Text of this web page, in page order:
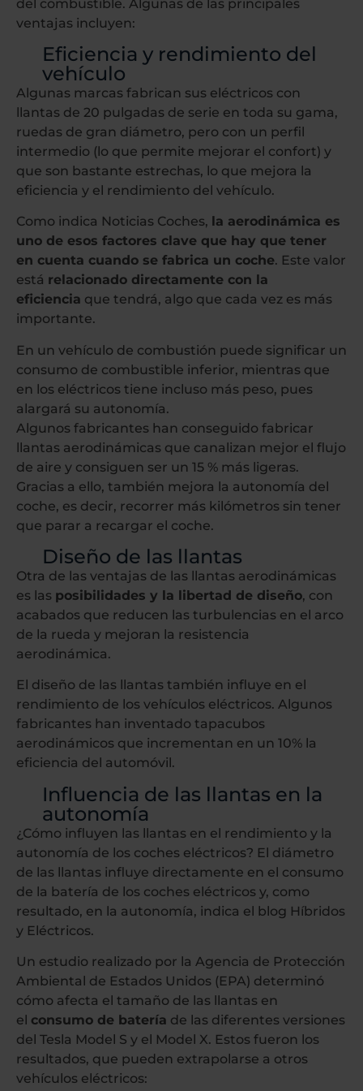
del combustible. Algunas de las principales
ventajas incluyen:
Eficiencia y rendimiento del
vehículo
Algunas marcas fabrican sus eléctricos con
llantas de 20 pulgadas de serie en toda su gama,
ruedas de gran diámetro, pero con un perfil
intermedio (lo que permite mejorar el confort) y
que son bastante estrechas, lo que mejora la
eficiencia y el rendimiento del vehículo.
Como indica Noticias Coches, la aerodinámica es
uno de esos factores clave que hay que tener
en cuenta cuando se fabrica un coche. Este valor
está relacionado directamente con la
eficiencia que tendrá, algo que cada vez es más
importante.
En un vehículo de combustión puede significar un
consumo de combustible inferior, mientras que
en los eléctricos tiene incluso más peso, pues
alargará su autonomía.
Algunos fabricantes han conseguido fabricar
llantas aerodinámicas que canalizan mejor el flujo
de aire y consiguen ser un 15 % más ligeras.
Gracias a ello, también mejora la autonomía del
coche, es decir, recorrer más kilómetros sin tener
que parar a recargar el coche.
Diseño de las llantas
Otra de las ventajas de las llantas aerodinámicas
es las posibilidades y la libertad de diseño, con
acabados que reducen las turbulencias en el arco
de la rueda y mejoran la resistencia
aerodinámica.
El diseño de las llantas también influye en el
rendimiento de los vehículos eléctricos. Algunos
fabricantes han inventado tapacubos
aerodinámicos que incrementan en un 10% la
eficiencia del automóvil.
Influencia de las llantas en la
autonomía
¿Cómo influyen las llantas en el rendimiento y la
autonomía de los coches eléctricos? El diámetro
de las llantas influye directamente en el consumo
de la batería de los coches eléctricos y, como
resultado, en la autonomía, indica el blog Híbridos
y Eléctricos.
Un estudio realizado por la Agencia de Protección
Ambiental de Estados Unidos (EPA) determinó
cómo afecta el tamaño de las llantas en
el consumo de batería de las diferentes versiones
del Tesla Model S y el Model X. Estos fueron los
resultados, que pueden extrapolarse a otros
vehículos eléctricos: